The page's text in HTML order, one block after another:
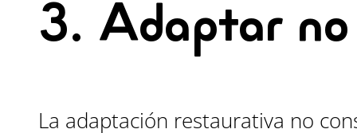
3. Adaptar no
La adaptación restaurativa no